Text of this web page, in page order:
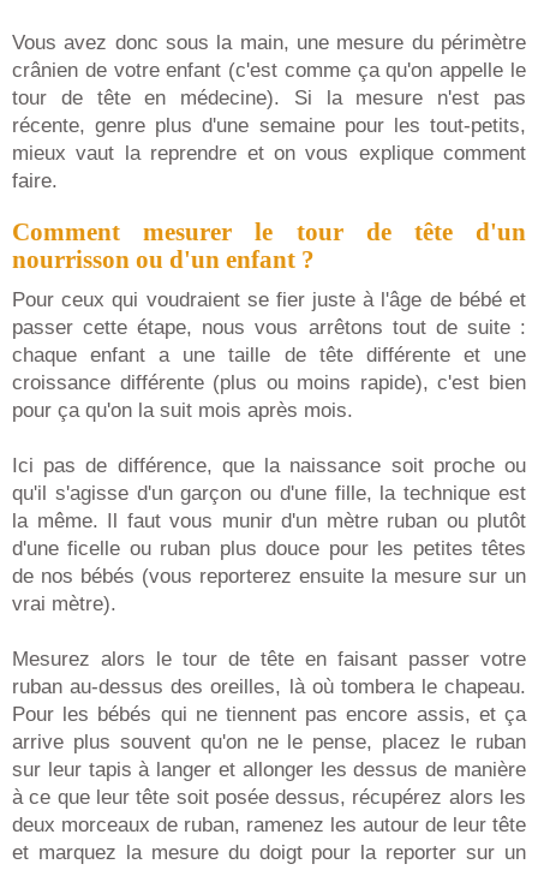
Vous avez donc sous la main, une mesure du périmètre
crânien de votre enfant (c'est comme ça qu'on appelle le
tour de tête en médecine). Si la mesure n'est pas
récente, genre plus d'une semaine pour les tout-petits,
mieux vaut la reprendre et on vous explique comment
faire.
Comment mesurer le tour de tête d'un
nourrisson ou d'un enfant ?
Pour ceux qui voudraient se fier juste à l'âge de bébé et
passer cette étape, nous vous arrêtons tout de suite :
chaque enfant a une taille de tête différente et une
croissance différente (plus ou moins rapide), c'est bien
pour ça qu'on la suit mois après mois.
Ici pas de différence, que la naissance soit proche ou
qu'il s'agisse d'un garçon ou d'une fille, la technique est
la même. Il faut vous munir d'un mètre ruban ou plutôt
d'une ficelle ou ruban plus douce pour les petites têtes
de nos bébés (vous reporterez ensuite la mesure sur un
vrai mètre).
Mesurez alors le tour de tête en faisant passer votre
ruban au-dessus des oreilles, là où tombera le chapeau.
Pour les bébés qui ne tiennent pas encore assis, et ça
arrive plus souvent qu'on ne le pense, placez le ruban
sur leur tapis à langer et allonger les dessus de manière
à ce que leur tête soit posée dessus, récupérez alors les
deux morceaux de ruban, ramenez les autour de leur tête
et marquez la mesure du doigt pour la reporter sur un